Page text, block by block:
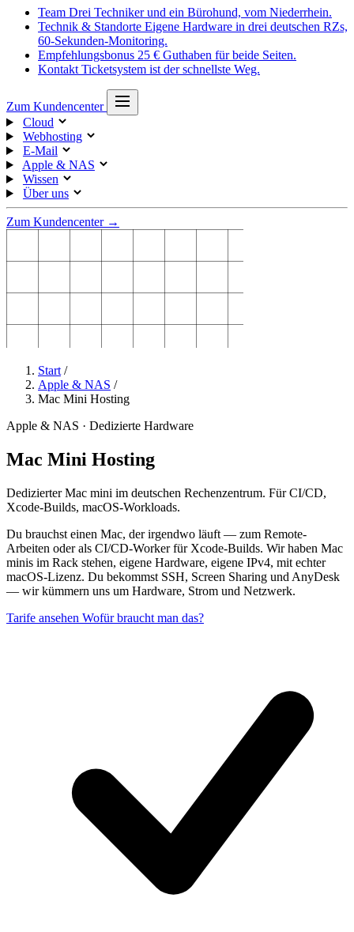
Team Drei Techniker und ein Bürohund, vom Niederrhein.
Technik & Standorte Eigene Hardware in drei deutschen RZs,
60-Sekunden-Monitoring.
Empfehlungsbonus 25 € Guthaben für beide Seiten.
Kontakt Ticketsystem ist der schnellste Weg.
Zum Kundencenter
Cloud
Webhosting
E-Mail
Apple & NAS
Wissen
Über uns
Zum Kundencenter →
Start /
Apple & NAS /
Mac Mini Hosting
Apple & NAS · Dedizierte Hardware
Mac Mini Hosting
Dedizierter Mac mini im deutschen Rechenzentrum. Für CI/CD,
Xcode-Builds, macOS-Workloads.
Du brauchst einen Mac, der irgendwo läuft — zum Remote-
Arbeiten oder als CI/CD-Worker für Xcode-Builds. Wir haben Mac
minis im Rack stehen, eigene Hardware, eigene IPv4, mit echter
macOS-Lizenz. Du bekommst SSH, Screen Sharing und AnyDesk
— wir kümmern uns um Hardware, Strom und Netzwerk.
Tarife ansehen Wofür braucht man das?